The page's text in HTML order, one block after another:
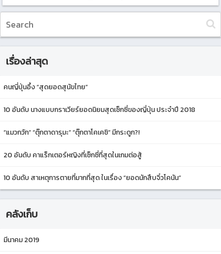
เรื่องล่าสุด
คนญี่ปุ่นอึ้ง “สุดยอดสุนัขไทย”
10 อันดับ นางแบบกราเวียร์ยอดนิยมสุดเซ็กซี่ของญี่ปุ่น ประจำปี 2018
“แมวกวัก” “ตุ๊กตาดารุมะ” “ตุ๊กตาโคเคชิ” มีกระดูก?!
20 อันดับ คาแร็กเตอร์หญิงที่เซ็กซี่ที่สุดในเกมต่อสู้
10 อันดับ สาเหตุการตายที่มากที่สุด ในเรื่อง “ยอดนักสืบจิ๋วโคนัน”
คลังเก็บ
มีนาคม 2019